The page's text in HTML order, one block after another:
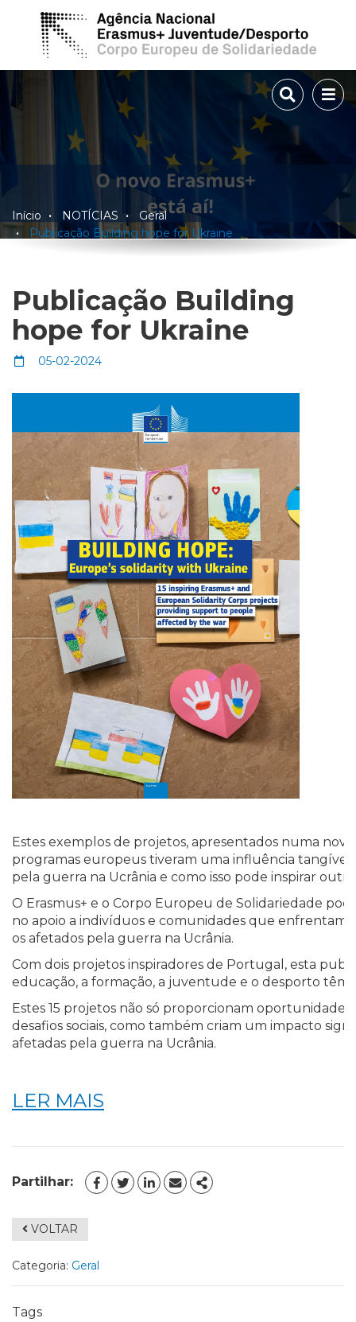
TOGGLE
Início NOTÍCIAS
Geral
Publicação Building hope for Ukraine
Publicação Building
hope for Ukraine
05-02-2024
Estes exemplos de projetos, apresentados numa
programas europeus tiveram uma influência tangível
pela guerra na Ucrânia e como isso pode inspirar
O Erasmus+ e o Corpo Europeu de Solidariedade
no apoio a indivíduos e comunidades que enfrentam
os afetados pela guerra na Ucrânia.
Com dois projetos inspiradores de Portugal, esta
educação, a formação, a juventude e o desporto têm
Estes 15 projetos não só proporcionam
desafios sociais, como também criam um impacto
afetadas pela guerra na Ucrânia.
LER MAIS
Partilhar:
FACEBOOK
TWITTERLINKEDIN
EMAILSHARE
VOLTAR
Categoria: Geral
Tags